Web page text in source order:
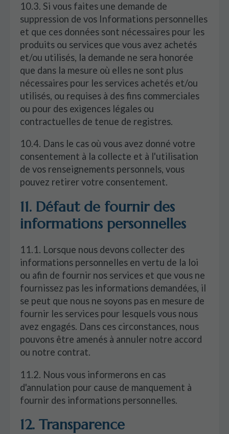
10.3. Si vous faites une demande de
suppression de vos Informations personnelles
et que ces données sont nécessaires pour les
produits ou services que vous avez achetés
et/ou utilisés, la demande ne sera honorée
que dans la mesure où elles ne sont plus
nécessaires pour les services achetés et/ou
utilisés, ou requises à des fins commerciales
ou pour des exigences légales ou
contractuelles de tenue de registres.
10.4. Dans le cas où vous avez donné votre
consentement à la collecte et à l'utilisation
de vos renseignements personnels, vous
pouvez retirer votre consentement.
11. Défaut de fournir des
informations personnelles
11.1. Lorsque nous devons collecter des
informations personnelles en vertu de la loi
ou afin de fournir nos services et que vous ne
fournissez pas les informations demandées, il
se peut que nous ne soyons pas en mesure de
fournir les services pour lesquels vous nous
avez engagés. Dans ces circonstances, nous
pouvons être amenés à annuler notre accord
ou notre contrat.
11.2. Nous vous informerons en cas
d'annulation pour cause de manquement à
fournir des informations personnelles.
12. Transparence